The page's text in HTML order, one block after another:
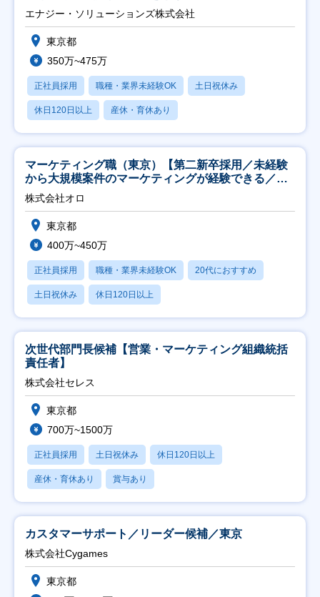
エナジー・ソリューションズ株式会社
東京都
350万~475万
正社員採用 職種・業界未経験OK 土日祝休み
休日120日以上 産休・育休あり
マーケティング職（東京）【第二新卒採用／未経験
から大規模案件のマーケティングが経験できる／研
修充実】
株式会社オロ
東京都
400万~450万
正社員採用 職種・業界未経験OK 20代におすすめ
土日祝休み 休日120日以上
次世代部門長候補【営業・マーケティング組織統括
責任者】
株式会社セレス
東京都
700万~1500万
正社員採用 土日祝休み 休日120日以上
産休・育休あり 賞与あり
カスタマーサポート／リーダー候補／東京
株式会社Cygames
東京都